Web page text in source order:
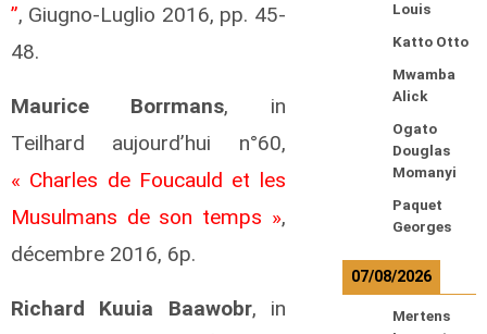
”, Giugno-Luglio 2016, pp. 45-
48.
Maurice Borrmans, in
Teilhard aujourd’hui n°60,
« Charles de Foucauld et les
Musulmans de son temps »,
décembre 2016, 6p.
Richard Kuuia Baawobr, in
Louis
Katto Otto
Mwamba
Alick
Ogato
Douglas
Momanyi
Paquet
Georges
07/08/2026
Mertens